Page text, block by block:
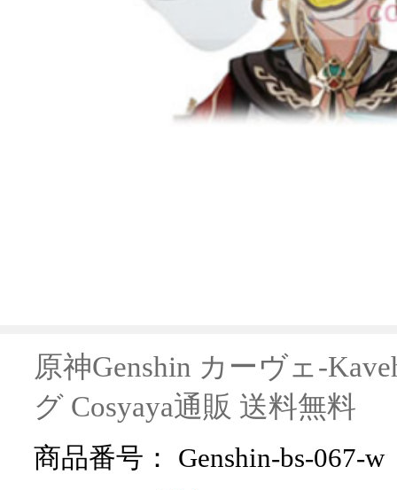
原神Genshin カーヴェ-
グ Cosyaya通販 送料無料
商品番号： Genshin-bs-067-w